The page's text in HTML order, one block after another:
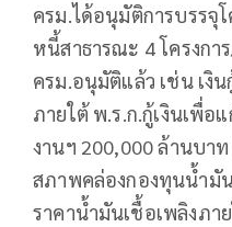
ครม.ได้อนุมัติการบรรจุ
หนี้สาธารณะ 4 โครงกา
ครม.อนุมัติแล้ว เช่น เงิ
ภายใต้ พ.ร.ก.กู้เงินเพื่
งานฯ 200,000 ล้านบาท
สภาพคล่องกองทุนน้ำมั
ราคาน้ำมันเชื้อเพลิงภา